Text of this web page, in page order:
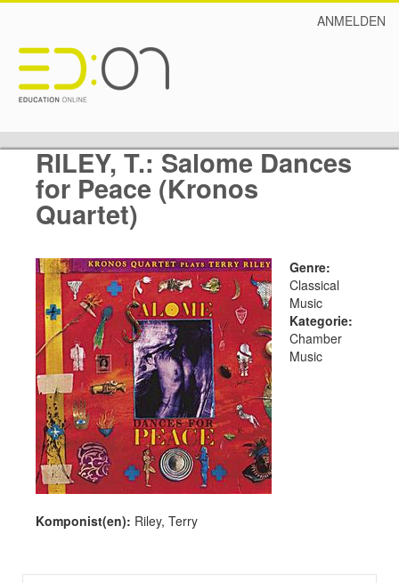
ANMELDEN
RILEY, T.: Salome Dances
for Peace (Kronos
Quartet)
Genre:
Classical
Music
Kategorie:
Chamber
Music
Komponist(en): Riley, Terry